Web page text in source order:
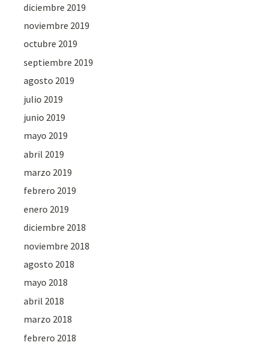
diciembre 2019
noviembre 2019
octubre 2019
septiembre 2019
agosto 2019
julio 2019
junio 2019
mayo 2019
abril 2019
marzo 2019
febrero 2019
enero 2019
diciembre 2018
noviembre 2018
agosto 2018
mayo 2018
abril 2018
marzo 2018
febrero 2018